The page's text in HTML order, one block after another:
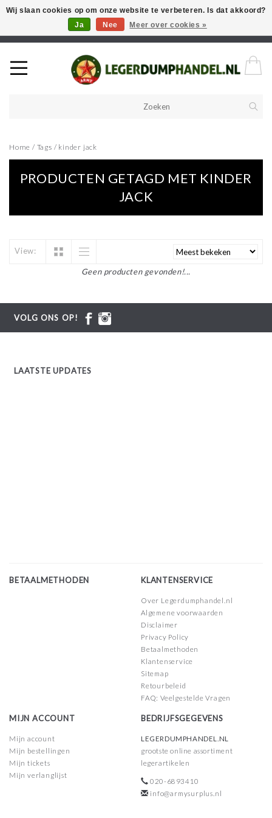
Welkom in onze webshop! Als u een product zoekt en deze niet kan
vinden in de webwinkel, neem vooral contact op!
Home / Tags / kinder jack
PRODUCTEN GETAGD MET KINDER
JACK
View:
Geen producten gevonden!...
VOLG ONS OP!
LAATSTE UPDATES
BETAALMETHODEN KLANTENSERVICE
Over Legerdumphandel.nl
Algemene voorwaarden
Disclaimer
Privacy Policy
Betaalmethoden
Klantenservice
Sitemap
Retourbeleid
FAQ: Veelgestelde Vragen
MIJN ACCOUNT
Mijn account
Mijn bestellingen
Mijn tickets
Mijn verlanglijst
BEDRIJFSGEGEVENS
LEGERDUMPHANDEL.NL
grootste online assortiment
legerartikelen
020-6893410
info@armysurplus.nl
Wij slaan cookies op om onze website te verbeteren. Is dat akkoord?
Ja
Nee Meer over cookies »